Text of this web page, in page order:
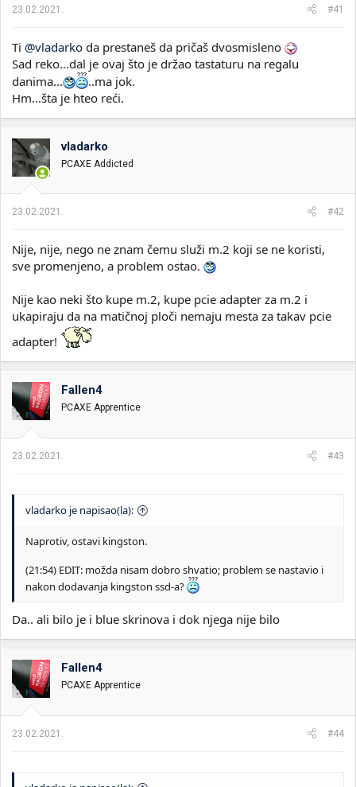
23.02.2021. #41
Ti @vladarko da prestaneš da pričaš dvosmisleno
Sad reko...dal je ovaj što je držao tastaturu na regalu
danima...
..ma jok.
Hm...šta je hteo reći.
vladarko
PCAXE Addicted
23.02.2021. #42
Nije, nije, nego ne znam čemu služi m.2 koji se ne koristi,
sve promenjeno, a problem ostao.
Nije kao neki što kupe m.2, kupe pcie adapter za m.2 i
ukapiraju da na matičnoj ploči nemaju mesta za takav pcie
adapter!
Fallen4
PCAXE Apprentice
23.02.2021. #43
vladarko je napisao(la):
Naprotiv, ostavi kingston.
(21:54) EDIT: možda nisam dobro shvatio; problem se nastavio i
nakon dodavanja kingston ssd-a?
Da.. ali bilo je i blue skrinova i dok njega nije bilo
Fallen4
PCAXE Apprentice
23.02.2021. #44